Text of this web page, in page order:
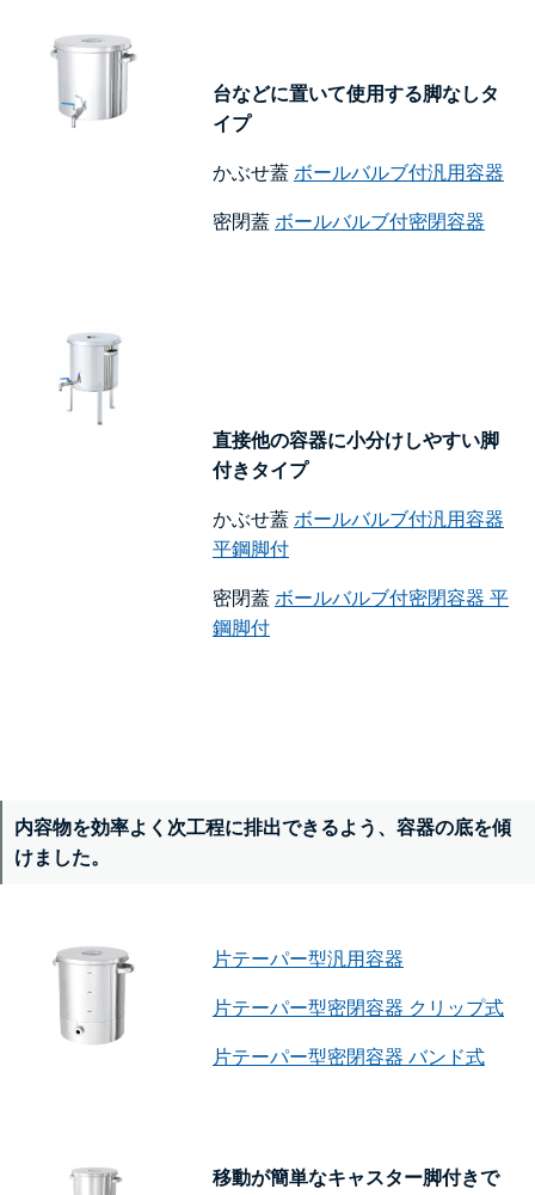
台などに置いて使用する脚なしタ
イプ
かぶせ蓋 ボールバルブ付汎用容器
密閉蓋 ボールバルブ付密閉容器
直接他の容器に小分けしやすい脚
付きタイプ
かぶせ蓋 ボールバルブ付汎用容器
平鋼脚付
密閉蓋 ボールバルブ付密閉容器 平
鋼脚付
内容物を効率よく次工程に排出できるよう、容器の底を傾
けました。
片テーパー型汎用容器
片テーパー型密閉容器 クリップ式
片テーパー型密閉容器 バンド式
移動が簡単なキャスター脚付きで